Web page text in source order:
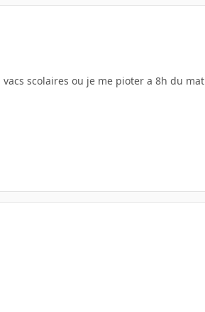
scolaires ou je me pioter a 8h du